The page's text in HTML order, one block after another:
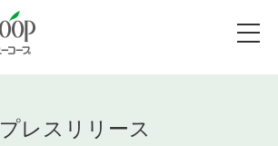
プレスリリース